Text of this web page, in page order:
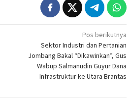
Pos berikutnya
Sektor Industri dan Pertanian
Jombang Bakal “Dikawinkan”, Gus
Wabup Salmanudin Guyur Dana
Infrastruktur ke Utara Brantas